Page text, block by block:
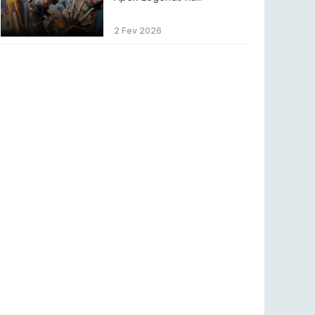
COUNTER-STRIKE 2 ago 2026
Setembro recheado de LANs em Portugal
2 Fev 2026